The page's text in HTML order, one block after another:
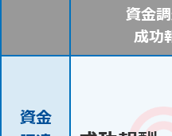
資金
成功
資金